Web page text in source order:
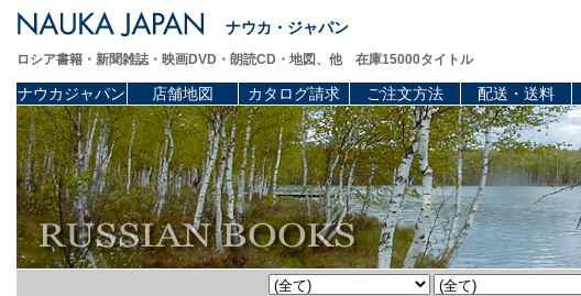
ナウカ・ジャパン
ロシア書籍・新聞雑誌・映画DVD・朗読CD・地図、他 在庫15000タイトル
ナウカジャパン 店舗地図 カタログ請求 ご注文方法 配送・送料